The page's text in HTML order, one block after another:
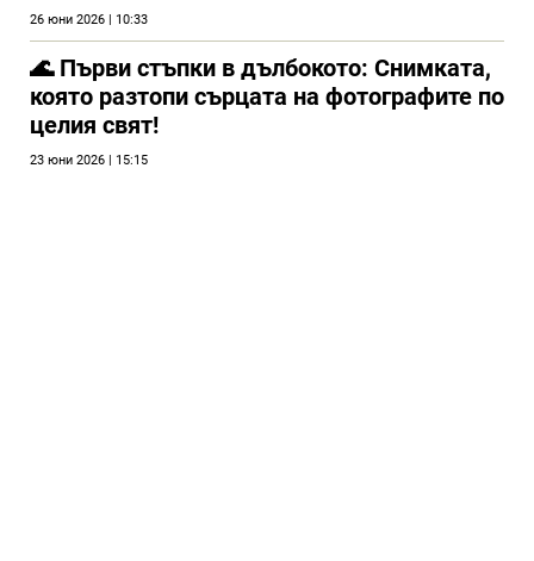
26 юни 2026 | 10:33
🌊 Първи стъпки в дълбокото: Снимката,
която разтопи сърцата на фотографите по
целия свят!
23 юни 2026 | 15:15